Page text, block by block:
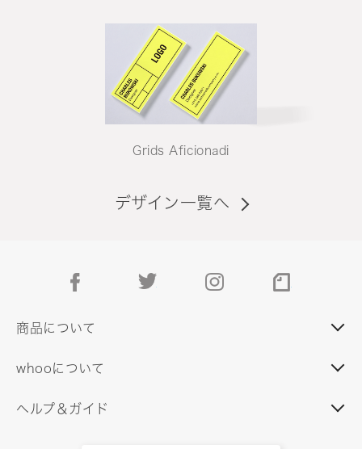
Grids Aficionadi
デザイン一覧へ
facebook instagram
商品について
whooについて
ヘルプ＆ガイド